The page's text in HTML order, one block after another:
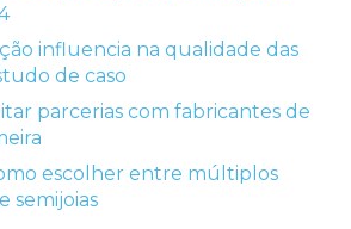
influencia na qualidade das
de caso
parcerias com fabricantes de
escolher entre múltiplos
semijoias